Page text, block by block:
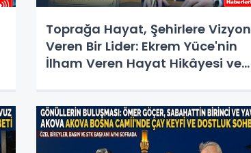
Toprağa Hayat, Şehirlere Vizyon
Veren Bir Lider: Ekrem Yüce'nin
İlham Veren Hayat Hikâyesi ve